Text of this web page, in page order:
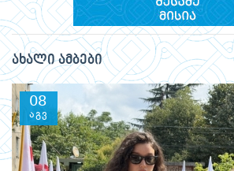
ახალი ამბები
08
აგვ